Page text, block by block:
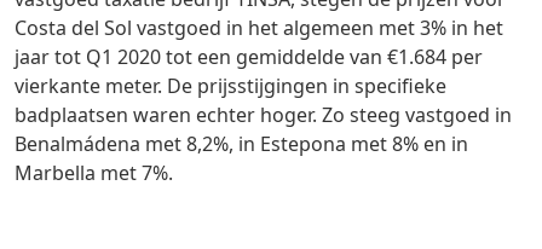
Costa del Sol vastgoed in het algemeen met 3% in het
jaar tot Q1 2020 tot een gemiddelde van €1.684 per
vierkante meter. De prijsstijgingen in specifieke
badplaatsen waren echter hoger. Zo steeg vastgoed in
Benalmádena met 8,2%, in Estepona met 8% en in
Marbella met 7%.